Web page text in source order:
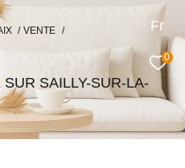
Fr
0
VENTE
SAILLY-SUR-LA-